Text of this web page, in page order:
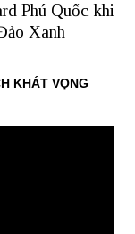
Phú Quốc khi
Xanh
KHÁT VỌNG